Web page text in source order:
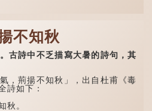
不知秋
詩中不乏描寫大暑的詩句，其
荊揚不知秋」，出自杜甫《毒
詩如下：
。